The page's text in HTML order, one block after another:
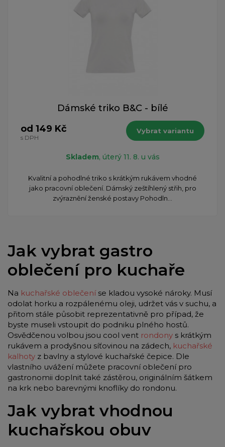
Dámské triko B&C - bílé
od 149 Kč
s DPH
Vybrat variantu
Skladem, úterý 11. 8. u vás
Kvalitní a pohodlné triko s krátkým rukávem vhodné
jako pracovní oblečení. Dámský zeštíhlený střih, pro
zvýraznění ženské postavy Pohodln...
Jak vybrat gastro
oblečení pro kuchaře
Na kuchařské oblečeníse kladou vysoké nároky. Musí
odolat horku a rozpálenému oleji, udržet vás v suchu, a
přitom stále působit reprezentativně pro případ, že
byste museli vstoupit do podniku plného hostů.
Osvědčenou volbou jsou cool vent rondony s krátkým
rukávem a prodyšnou síťovinou na zádech, kuchařské
kalhoty z bavlny a stylové kuchařské čepice. Dle
vlastního uvážení můžete pracovní oblečení pro
gastronomii doplnit také zástěrou, originálním šátkem
na krk nebo barevnými knoflíky do rondonu.
Jak vybrat vhodnou
kuchařskou obuv